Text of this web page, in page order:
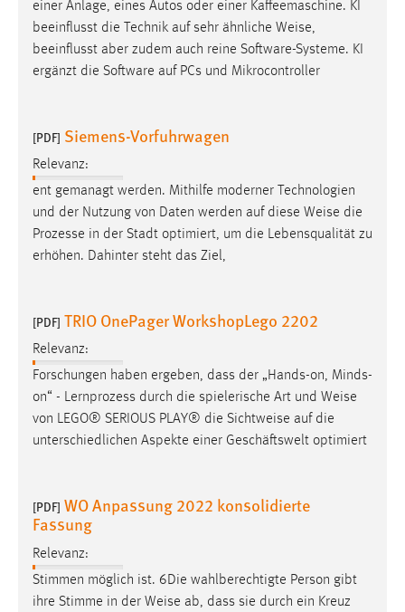
einer Anlage, eines Autos oder einer Kaffeemaschine. KI
beeinflusst die Technik auf sehr ähnliche Weise,
beeinflusst aber zudem auch reine Software-Systeme. KI
ergänzt die Software auf PCs und Mikrocontroller
[PDF] Siemens-Vorfuhrwagen
Relevanz:
ent gemanagt werden. Mithilfe moderner Technologien
und der Nutzung von Daten werden auf diese Weise die
Prozesse in der Stadt optimiert, um die Lebensqualität zu
erhöhen. Dahinter steht das Ziel,
[PDF] TRIO OnePager WorkshopLego 2202
Relevanz:
Forschungen haben ergeben, dass der „Hands-on, Minds-
on“ - Lernprozess durch die spielerische Art und Weise
von LEGO® SERIOUS PLAY® die Sichtweise auf die
unterschiedlichen Aspekte einer Geschäftswelt optimiert
[PDF] WO Anpassung 2022 konsolidierte
Fassung
Relevanz:
Stimmen möglich ist. 6Die wahlberechtigte Person gibt
ihre Stimme in der Weise ab, dass sie durch ein Kreuz